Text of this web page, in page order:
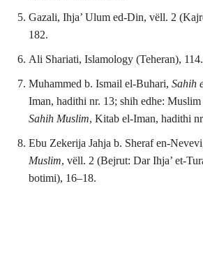
Gazali, Ihja’ Ulum ed-Din, vëll. 2
182.
Ali Shariati, Islamology (Teheran), 114.
Muhammed b. Ismail el-Buhari, Sahih
Iman, hadithi nr. 13; shih edhe:
Sahih Muslim, Kitab el-Iman, hadithi
Ebu Zekerija Jahja b. Sheraf en-
Muslim, vëll. 2 (Bejrut: Dar Ihja’ et-
botimi), 16–18.